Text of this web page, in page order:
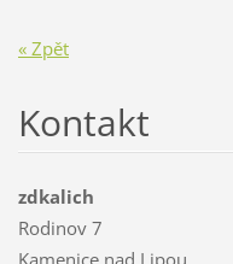
« Zpět
Kontakt
zdkalich
Rodinov 7
Kamenice nad Lipou